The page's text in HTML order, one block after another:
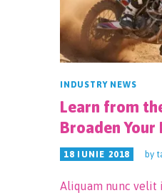
INDUSTRY NEWS
Learn from
Broaden Your
18 IUNIE 2018 by
Aliquam nunc velit